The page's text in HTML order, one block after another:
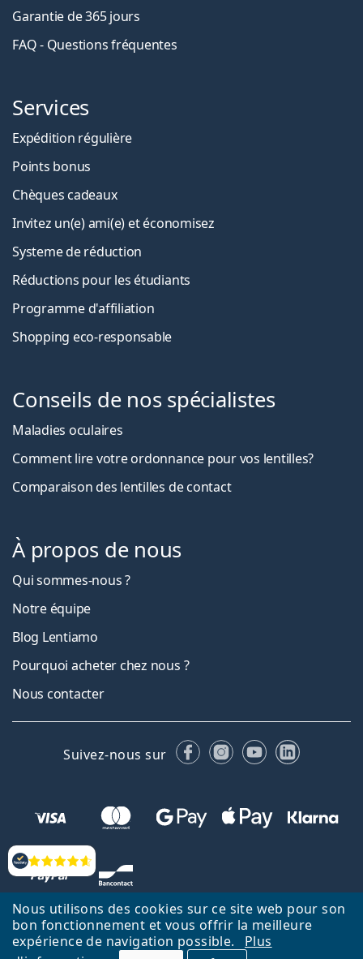
Nous utilisons des cookies sur ce site web pour son
bon fonctionnement et vous offrir la meilleure
expérience de navigation possible.
Plus
Évaluation
Garantie de 365 jours
FAQ - Questions fréquentes
Services
Expédition régulière
Points bonus
Chèques cadeaux
Invitez un(e) ami(e) et économisez
Systeme de réduction
Réductions pour les étudiants
Programme d'affiliation
Shopping eco-responsable
Conseils de nos spécialistes
Maladies oculaires
Comment lire votre ordonnance pour vos lentilles?
Comparaison des lentilles de contact
À propos de nous
Qui sommes-nous ?
Notre équipe
Blog Lentiamo
Pourquoi acheter chez nous ?
Nous contacter
Suivez-nous sur FacebookInstagram
YouTubeLinkedIn